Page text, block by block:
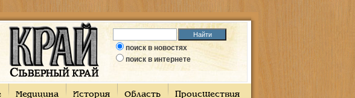
поиск в новостях
поиск в интернете
Медицина История Область Происшествия